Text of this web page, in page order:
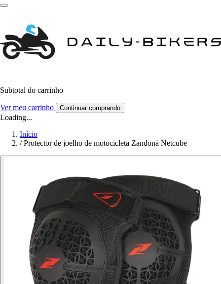
Subtotal do carrinho
Ver meu carrinho Continuar comprando
Loading...
Início
/ Protector de joelho de motocicleta Zandonà Netcube